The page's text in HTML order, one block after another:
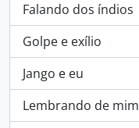
Falando dos índios
Golpe e exílio
Jango e eu
Lembrando de mim